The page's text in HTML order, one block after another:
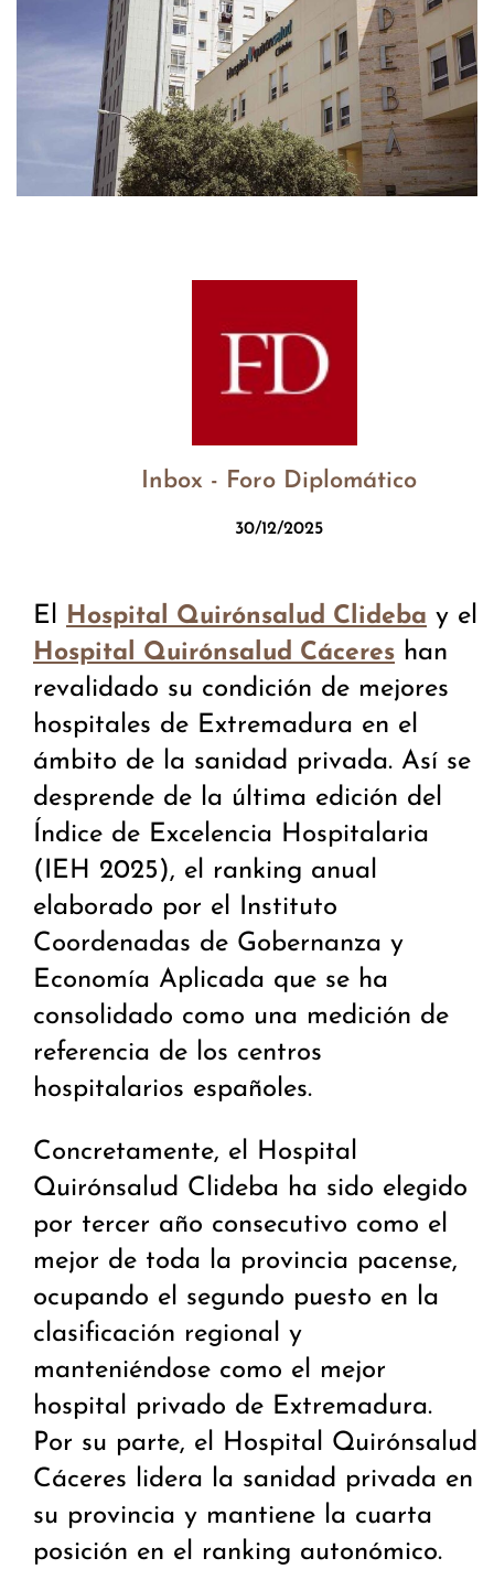
Inbox - Foro Diplomático
30/12/2025
El Hospital Quirónsalud Clideba y el
Hospital Quirónsalud Cáceres han
revalidado su condición de mejores
hospitales de Extremadura en el
ámbito de la sanidad privada. Así se
desprende de la última edición del
Índice de Excelencia Hospitalaria
(IEH 2025), el ranking anual
elaborado por el Instituto
Coordenadas de Gobernanza y
Economía Aplicada que se ha
consolidado como una medición de
referencia de los centros
hospitalarios españoles.
Concretamente, el Hospital
Quirónsalud Clideba ha sido elegido
por tercer año consecutivo como el
mejor de toda la provincia pacense,
ocupando el segundo puesto en la
clasificación regional y
manteniéndose como el mejor
hospital privado de Extremadura.
Por su parte, el Hospital Quirónsalud
Cáceres lidera la sanidad privada en
su provincia y mantiene la cuarta
posición en el ranking autonómico.